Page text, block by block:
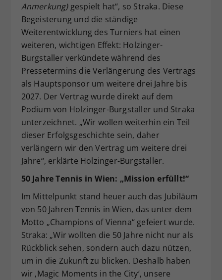
Anmerkung)gespielt hat“, so Straka. Diese
Begeisterung und die ständige
Weiterentwicklung des Turniers hat einen
weiteren, wichtigen Effekt: Holzinger-
Burgstaller verkündete während des
Pressetermins die Verlängerung des Vertrags
als Hauptsponsor um weitere drei Jahre bis
2027. Der Vertrag wurde direkt auf dem
Podium von Holzinger-Burgstaller und Straka
unterzeichnet. „Wir wollen weiterhin ein Teil
dieser Erfolgsgeschichte sein, daher
verlängern wir den Vertrag um weitere drei
Jahre“, erklärte Holzinger-Burgstaller.
50 Jahre Tennis in Wien: „Mission erfüllt!“
Im Mittelpunkt stand heuer auch das Jubiläum
von 50 Jahren Tennis in Wien, das unter dem
Motto „Champions of Vienna“ gefeiert wurde.
Straka: „Wir wollten die 50 Jahre nicht nur als
Rückblick sehen, sondern auch dazu nützen,
um in die Zukunft zu blicken. Deshalb haben
wir ‚Magic Moments in the City’, unsere